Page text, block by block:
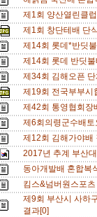
제1회 양산열린클
제1회 창단테배 단
제14회 롯데*반딧
제14회 롯데 반딧
제34회 김해오픈
제19회 전국부부
제42회 통영협회
제6회의령군수배
제12회 김해가야
2017년 추계 부산
동아개발배 혼합복
킴스&넘버원스포
제9회 부산시 사하
결과[0]